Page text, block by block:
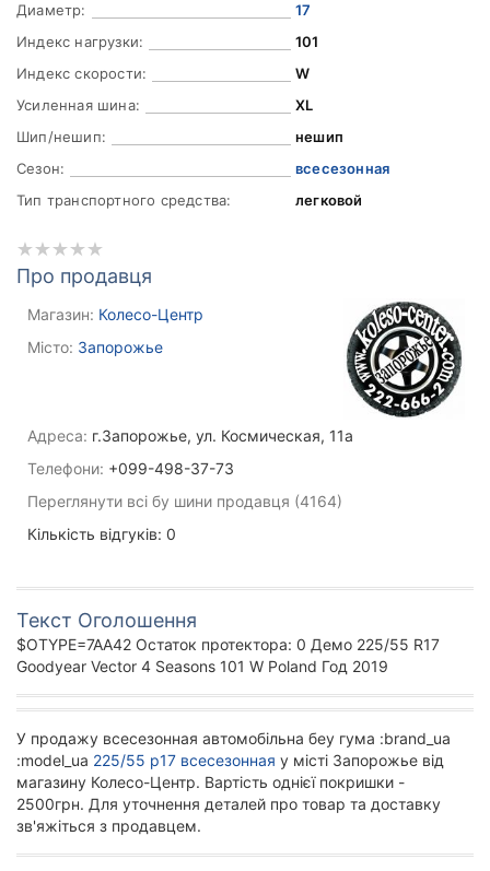
Диаметр:
17
Индекс нагрузки:
101
Индекс скорости:
W
Усиленная шина:
XL
Шип/нешип:
нешип
Сезон:
всесезонная
Тип транспортного средства:
легковой
Про продавця
Магазин: Колесо-Центр
Місто: Запорожье
Адреса: г.Запорожье, ул. Космическая, 11а
Телефони: +099-498-37-73
Переглянути всі бу шини продавця (4164)
Кількість відгуків: 0
Текст Оголошення
$OTYPE=7AA42 Остаток протектора: 0 Демо 225/55 R17
Goodyear Vector 4 Seasons 101 W Poland Год 2019
У продажу всесезонная автомобільна беу гума :brand_ua
:model_ua 225/55 р17 всесезонная у місті Запорожье від
магазину Колесо-Центр. Вартість однієї покришки -
2500грн. Для уточнення деталей про товар та доставку
зв'яжіться з продавцем.